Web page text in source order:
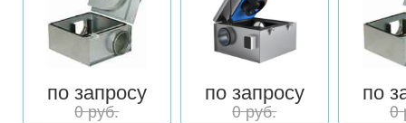
по запросу
0 руб.
по запросу
0 руб.
по
0